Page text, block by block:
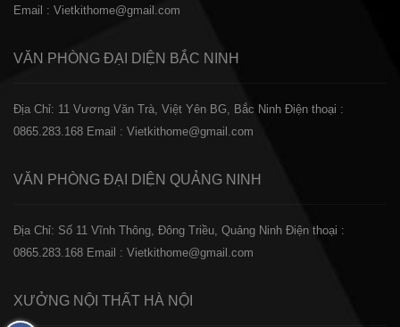
Email : Vietkithome@gmail.com
VĂN PHÒNG ĐẠI DIỆN BẮC NINH
Địa Chỉ: 11 Vương Văn Trà, Việt Yên BG, Bắc Ninh Điện thoại :
0865.283.168 Email : Vietkithome@gmail.com
VĂN PHÒNG ĐẠI DIỆN QUẢNG NINH
Địa Chỉ: Số 11 Vĩnh Thông, Đông Triều, Quảng Ninh Điện thoại :
0865.283.168 Email : Vietkithome@gmail.com
XƯỞNG NỘI THẤT HÀ NỘI